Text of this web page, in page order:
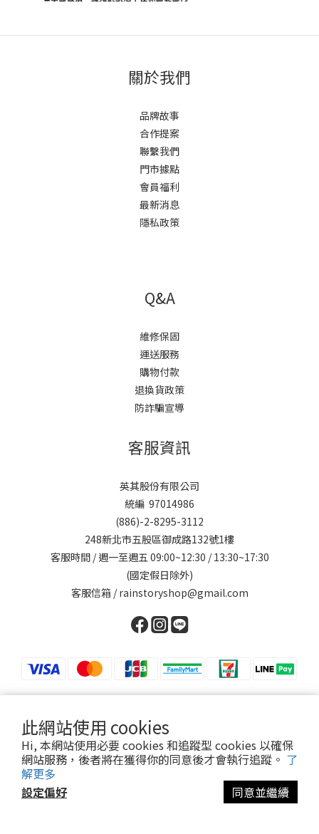
此網站使用 cookies
Hi, 本網站使用必要 cookies 和追蹤型 cookies 以確保
網站服務，後者將在獲得你的同意後才會執行追蹤。 了
解更多
設定偏好
同意並繼續
關於我們
品牌故事
合作提案
聯繫我們
門市據點
會員福利
最新消息
隱私政策
Q&A
維修保固
運送服務
購物付款
退換貨政策
防詐騙宣導
客服資訊
英其股份有限公司
統編 97014986
(886)-2-8295-3112
248新北市五股區御成路132號1樓
客服時間 / 週一至週五 09:00~12:30 / 13:30~17:30
(國定假日除外)
客服信箱 / rainstoryshop@gmail.com
提醒您，我們不會以電話或簡訊方式通知變更付款方式。
Copyright© [2025][英其股份有限公司]